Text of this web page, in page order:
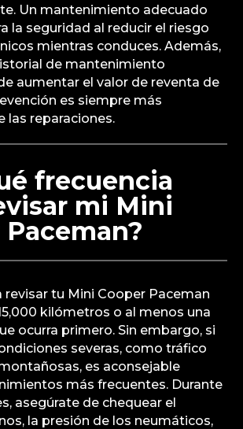
Un mantenimiento adecuado
la seguridad al reducir el riesgo
mientras conduces. Además,
de mantenimiento
aumentar el valor de reventa de
es siempre más
las reparaciones.
frecuencia
mi Mini
revisar tu Mini Cooper Paceman
kilómetros o al menos una
ocurra primero. Sin embargo, si
severas, como tráfico
es aconsejable
más frecuentes. Durante
asegúrate de chequear el
la presión de los neumáticos,